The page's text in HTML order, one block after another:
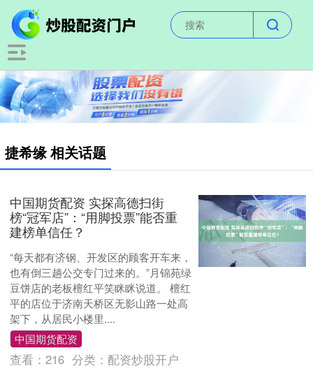
捷希缘 相关话题
中国期货配资 实探高德扫街
榜“冠军店”：“用脚投票”能否重
建榜单信任？
“每天都有济钢、开发区的顾客开车来，
也有倒三趟公交专门过来的。”月锦苑绿
豆饼店的老板檀红平笑眯眯说道。 檀红
平的店位于济南天桥区无影山路一处高
架下，从居民小楼里....
中国期货配资
查看：216 分类： 配资炒股开户